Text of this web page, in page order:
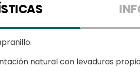
natural con levaduras